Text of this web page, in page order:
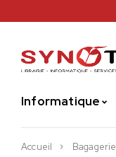
Informatique
Accueil Bagagerie